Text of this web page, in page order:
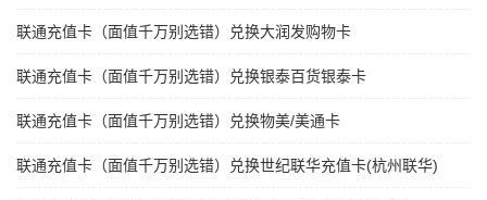
联通充值卡（面值千万别选错）兑换大润发购物卡
联通充值卡（面值千万别选错）兑换银泰百货银泰卡
联通充值卡（面值千万别选错）兑换物美/美通卡
联通充值卡（面值千万别选错）兑换世纪联华充值卡(杭州联华)